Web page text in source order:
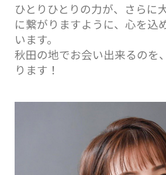
ひとりひとりの力が、さらに
に繋がりますように、心を込
います。
秋田の地でお会い出来るのを
ります！